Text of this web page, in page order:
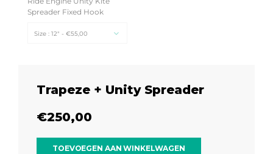
Spreader Fixed Hook
Size : 12" - €55,00
Trapeze + Unity Spreader
€250,00
TOEVOEGEN AAN WINKELWAGEN